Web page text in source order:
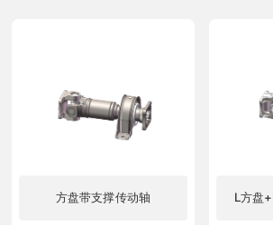
方盘带支撑传动轴 L方盘